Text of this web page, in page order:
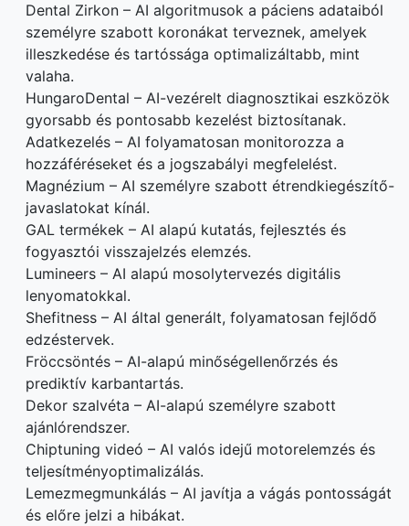
Dental Zirkon – AI algoritmusok a páciens adataiból
személyre szabott koronákat terveznek, amelyek
illeszkedése és tartóssága optimalizáltabb, mint
valaha.
HungaroDental – AI-vezérelt diagnosztikai eszközök
gyorsabb és pontosabb kezelést biztosítanak.
Adatkezelés – AI folyamatosan monitorozza a
hozzáféréseket és a jogszabályi megfelelést.
Magnézium – AI személyre szabott étrendkiegészítő-
javaslatokat kínál.
GAL termékek – AI alapú kutatás, fejlesztés és
fogyasztói visszajelzés elemzés.
Lumineers – AI alapú mosolytervezés digitális
lenyomatokkal.
Shefitness – AI által generált, folyamatosan fejlődő
edzéstervek.
Fröccsöntés – AI-alapú minőségellenőrzés és
prediktív karbantartás.
Dekor szalvéta – AI-alapú személyre szabott
ajánlórendszer.
Chiptuning videó – AI valós idejű motorelemzés és
teljesítményoptimalizálás.
Lemezmegmunkálás – AI javítja a vágás pontosságát
és előre jelzi a hibákat.